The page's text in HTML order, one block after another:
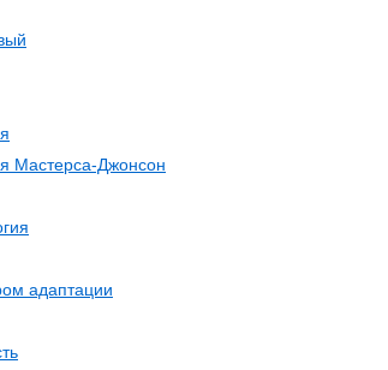
Мастерса-Джонсон
адаптации